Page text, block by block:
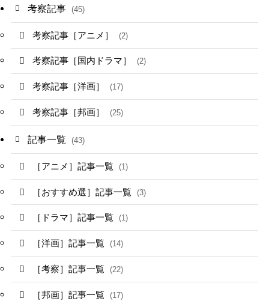
考察記事 (45)
考察記事［アニメ］ (2)
考察記事［国内ドラマ］ (2)
考察記事［洋画］ (17)
考察記事［邦画］ (25)
記事一覧 (43)
［アニメ］記事一覧 (1)
［おすすめ選］記事一覧 (3)
［ドラマ］記事一覧 (1)
［洋画］記事一覧 (14)
［考察］記事一覧 (22)
［邦画］記事一覧 (17)